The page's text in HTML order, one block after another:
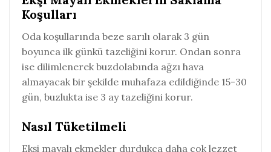
Koşulları
Oda koşullarında beze sarılı olarak 3 gün
boyunca ilk günkü tazeliğini korur. Ondan sonra
ise dilimlenerek buzdolabında ağzı hava
almayacak bir şekilde muhafaza edildiğinde 15-30
gün, buzlukta ise 3 ay tazeliğini korur.
Nasıl Tüketilmeli
Ekşi mayalı ekmekler durdukça daha çok lezzet